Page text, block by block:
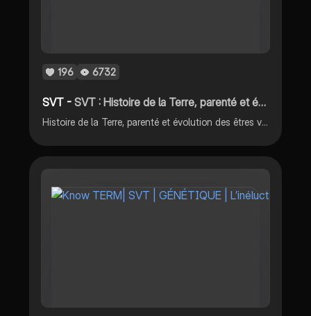
196 6732
SVT -SVT : Histoire de la Terre, parenté et évolution des êtres vivants
Histoire de la Terre, parenté et évolution des êtres vivants